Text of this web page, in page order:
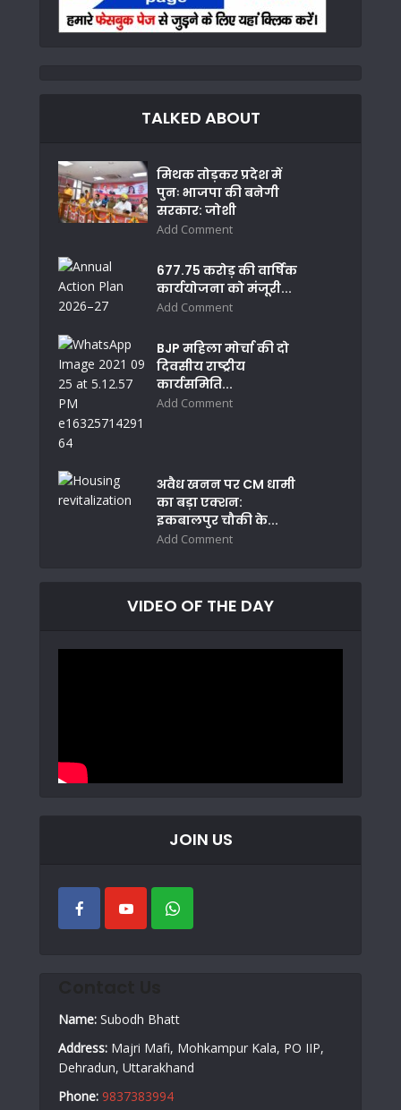
TALKED ABOUT
मिथक तोड़कर प्रदेश में
पुनः भाजपा की बनेगी
सरकार: जोशी
Add Comment
677.75 करोड़ की वार्षिक
कार्ययोजना को मंजूरी...
Add Comment
BJP महिला मोर्चा की दो
दिवसीय राष्ट्रीय
कार्यसमिति...
Add Comment
अवैध खनन पर CM धामी
का बड़ा एक्शन:
इकबालपुर चौकी के...
Add Comment
VIDEO OF THE DAY
JOIN US
Name: Subodh Bhatt
Address: Majri Mafi, Mohkampur Kala, PO IIP,
Dehradun, Uttarakhand
Phone: 9837383994